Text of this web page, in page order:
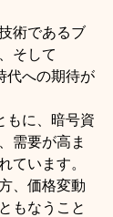
術であるブ
そして
代への期待が
もに、暗号資
需要が高ま
ています。
、価格変動
もなうこと